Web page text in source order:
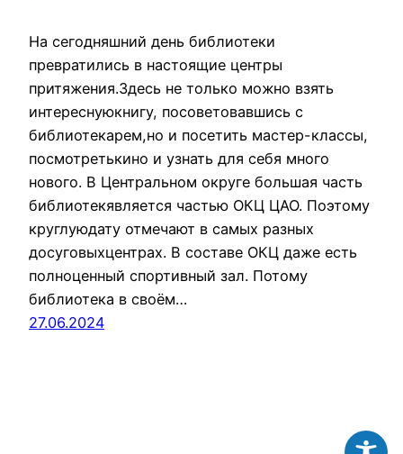
На сегодняшний день библиотеки
превратились в настоящие центры
притяжения.Здесь не только можно взять
интереснуюкнигу, посоветовавшись с
библиотекарем,но и посетить мастер-классы,
посмотретькино и узнать для себя много
нового. В Центральном округе большая часть
библиотекявляется частью ОКЦ ЦАО. Поэтому
круглуюдату отмечают в самых разных
досуговыхцентрах. В составе ОКЦ даже есть
полноценный спортивный зал. Потому
библиотека в своём…
27.06.2024